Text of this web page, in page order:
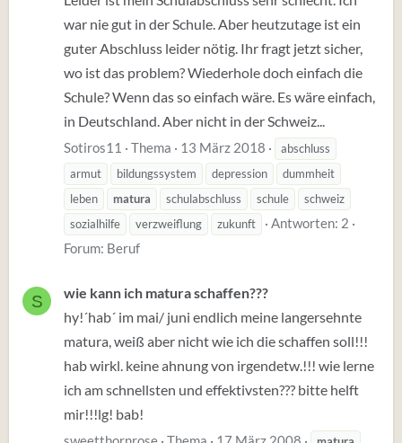
war nie gut in der Schule. Aber heutzutage ist ein
guter Abschluss leider nötig. Ihr fragt jetzt sicher,
wo ist das problem? Wiederhole doch einfach die
Schule? Wenn das so einfach wäre. Es wäre einfach,
in Deutschland. Aber nicht in der Schweiz...
Sotiros11 Thema 13 März 2018
abschluss
armut
bildungssystem depression
dummheit
leben
matura schulabschluss schule
schweiz
sozialhilfe
verzweiflung zukunft
Antworten: 2
Forum: Beruf
S
wie kann ich matura schaffen???
hy!´hab´ im mai/ juni endlich meine langersehnte
matura, weiß aber nicht wie ich die schaffen soll!!!
hab wirkl. keine ahnung von irgendetw.!!! wie lerne
ich am schnellsten und effektivsten??? bitte helft
mir!!!lg! bab!